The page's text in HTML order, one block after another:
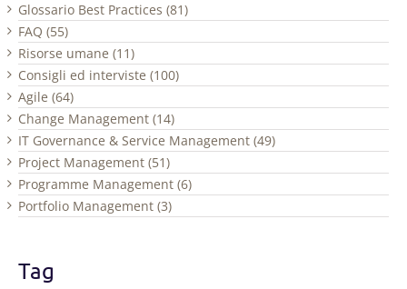
Glossario Best Practices (81)
FAQ (55)
Risorse umane (11)
Consigli ed interviste (100)
Agile (64)
Change Management (14)
IT Governance & Service Management (49)
Project Management (51)
Programme Management (6)
Portfolio Management (3)
Tag